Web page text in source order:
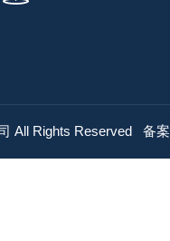
All Rights Reserved 备